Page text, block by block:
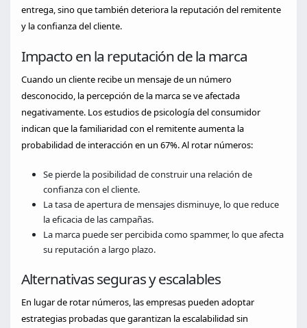
entrega, sino que también deteriora la reputación del remitente
y la confianza del cliente.
Impacto en la reputación de la marca
Cuando un cliente recibe un mensaje de un número
desconocido, la percepción de la marca se ve afectada
negativamente. Los estudios de psicología del consumidor
indican que la familiaridad con el remitente aumenta la
probabilidad de interacción en un 67%. Al rotar números:
Se pierde la posibilidad de construir una relación de
confianza con el cliente.
La tasa de apertura de mensajes disminuye, lo que reduce
la eficacia de las campañas.
La marca puede ser percibida como spammer, lo que afecta
su reputación a largo plazo.
Alternativas seguras y escalables
En lugar de rotar números, las empresas pueden adoptar
estrategias probadas que garantizan la escalabilidad sin